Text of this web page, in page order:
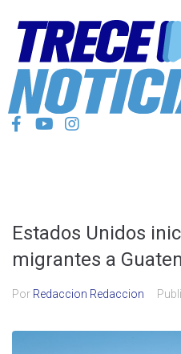
Estados Unidos
migrantes a
Por Redaccion Redaccion